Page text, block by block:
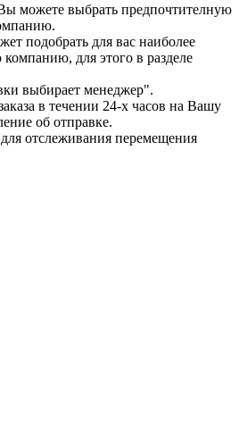
можете выбрать предпочтителную
подобрать для вас наиболее
для этого в разделе
выбирает менеджер".
в течении 24-х часов на Вашу
об отправке.
отслеживания перемещения